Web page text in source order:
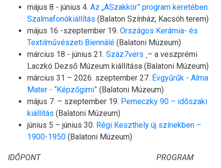
május 8 - június 4. Az „ASzakkör” program keretében:
Szalmafonókiállítás (Balaton Színház, Kacsóh terem)
május 16 -szeptember 19. Országos Kerámia- és
Textilművészeti Biennálé (Balatoni Múzeum)
március 18 - június 21. Száz7vers – a veszprémi
Laczkó Dezső Múzeum kiállítása (Balatoni Múzeum)
március 31 – 2026. szeptember 27. Évgyűrűk - Alma
Mater - “Képzőgimi” (Balatoni Múzeum)
május 7. – szeptember 19. Perneczky 90 – időszaki
kiállítás (Balatoni Múzeum)
június 5 – június 30. Régi Keszthely új színekben –
1900-1950 (Balatoni Múzeum)
IDŐPONT PROGRAM